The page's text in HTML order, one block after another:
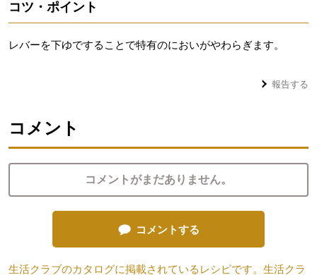
コツ・ポイント
レバーを下ゆですることで特有のにおいがやわらぎます。
報告する
コメント
コメントがまだありません。
コメントする
生活クラブのカタログに掲載されているレシピです。生活クラ